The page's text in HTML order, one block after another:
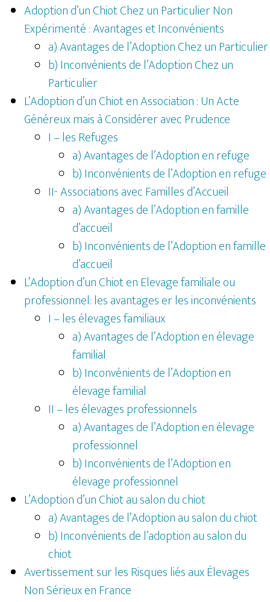
Adoption d’un Chiot Chez un Particulier Non
Expérimenté : Avantages et Inconvénients
a) Avantages de l’Adoption Chez un Particulier
b) Inconvénients de l’Adoption Chez un
Particulier
L’Adoption d’un Chiot en Association : Un Acte
Généreux mais à Considérer avec Prudence
I – les Refuges
a) Avantages de l’Adoption en refuge
b) Inconvénients de l’Adoption en refuge
II- Associations avec Familles d’Accueil
a) Avantages de l’Adoption en famille
d’accueil
b) Inconvénients de l’Adoption en famille
d’accueil
L’Adoption d’un Chiot en Elevage familiale ou
professionnel: les avantages er les inconvénients
I – les élevages familiaux
a) Avantages de l’Adoption en élevage
familial
b) Inconvénients de l’Adoption en
élevage familial
II – les élevages professionnels
a) Avantages de l’Adoption en élevage
professionnel
b) Inconvénients de l’Adoption en
élevage professionnel
L’Adoption d’un Chiot au salon du chiot
a) Avantages de l’Adoption au salon du chiot
b) Inconvénients de l’adoption au salon du
chiot
Avertissement sur les Risques liés aux Élevages
Non Sérieux en France